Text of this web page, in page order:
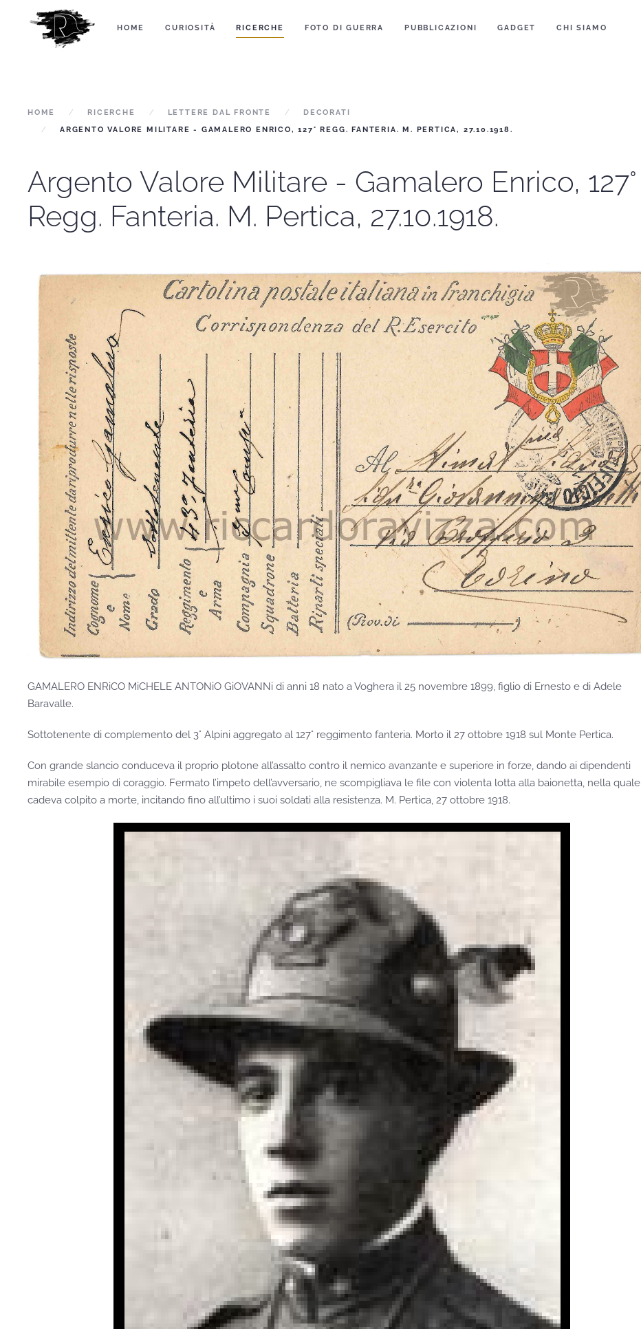
HOME CURIOSITÀ RICERCHE FOTO DI GUERRA PUBBLICAZIONI GADGET CHI SIAMO
HOME RICERCHE LETTERE DAL FRONTE
DECORATI
ARGENTO VALORE MILITARE - GAMALERO ENRICO, 127° REGG. FANTERIA. M. PERTICA, 27.10.1918.
Argento Valore Militare - Gamalero Enrico, 127°
Regg. Fanteria. M. Pertica, 27.10.1918.
GAMALERO ENRiCO MiCHELE ANTONiO GiOVANNi di anni 18 nato a Voghera il 25 novembre 1899, figlio di Ernesto e di Adele
Baravalle.
Sottotenente di complemento del 3° Alpini aggregato al 127° reggimento fanteria. Morto il 27 ottobre 1918 sul Monte Pertica.
Con grande slancio conduceva il proprio plotone all’assalto contro il nemico avanzante e superiore in forze, dando ai dipendenti
mirabile esempio di coraggio. Fermato l’impeto dell’avversario, ne scompigliava le file con violenta lotta alla baionetta, nella quale
cadeva colpito a morte, incitando fino all’ultimo i suoi soldati alla resistenza. M. Pertica, 27 ottobre 1918.